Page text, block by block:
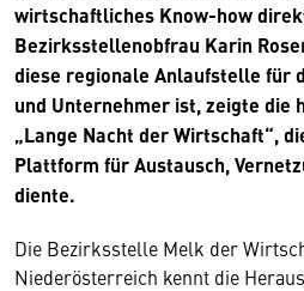
wirtschaftliches Know-how
Bezirksstellenobfrau Karin
diese regionale Anlaufstelle für
und Unternehmer ist, zeigte die
„Lange Nacht der Wirtschaft“,
Plattform für Austausch,
diente.
Die Bezirksstelle Melk der
Niederösterreich kennt die